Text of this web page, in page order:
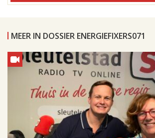
MEER IN DOSSIER ENERGIEFIXERS071